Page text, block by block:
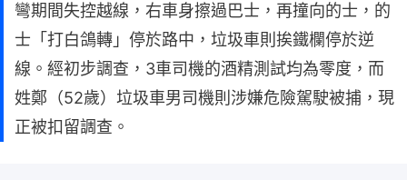
彎期間失控越線，右車身擦過巴士，再撞向的士，的
士「打白鴿轉」停於路中，垃圾車則挨鐵欄停於逆
線。經初步調查，3車司機的酒精測試均為零度，而
姓鄭（52歲）垃圾車男司機則涉嫌危險駕駛被捕，現
正被扣留調查。